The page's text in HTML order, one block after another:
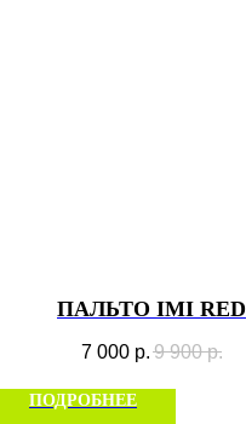
ПАЛЬТО IMI RED
7 000 р. 9 900 р.
ПОДРОБНЕЕ